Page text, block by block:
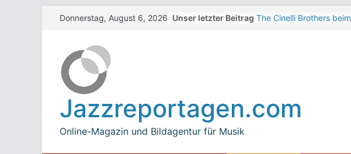
SkipDonnerstag, August 6, 2026 Unser letzter Beitrag The Cinelli Brothers beim
Open Ludwigsburg 2026
Jazzreportagen.com
Online-Magazin und Bildagentur für Musik